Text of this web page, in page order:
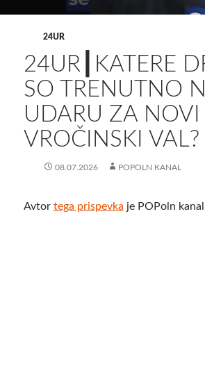
24UR
24UR┃KATERE
SO TRENUTNO
UDARU ZA NOVI
VROČINSKI VAL?
08.07.2026 POPOLN KANAL
Avtor tega prispevka je POPoln